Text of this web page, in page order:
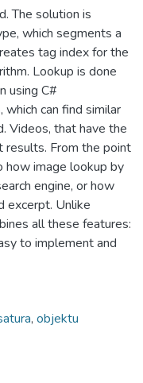
The solution is
which segments a
tag index for the
Lookup is done
using C#
can find similar
Videos, that have the
results. From the point
how image lookup by
engine, or how
excerpt. Unlike
all these features:
to implement and
, objektu